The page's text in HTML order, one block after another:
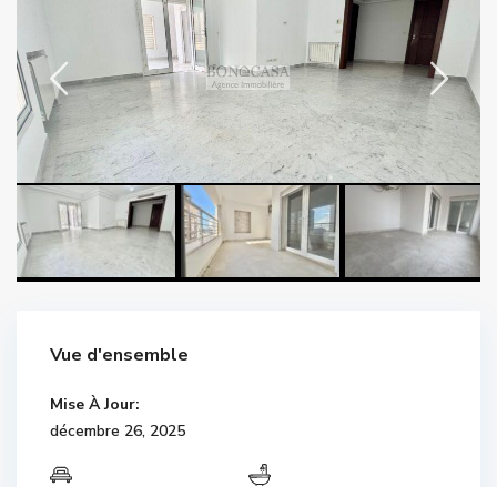
Vue d'ensemble
Mise À Jour:
décembre 26, 2025